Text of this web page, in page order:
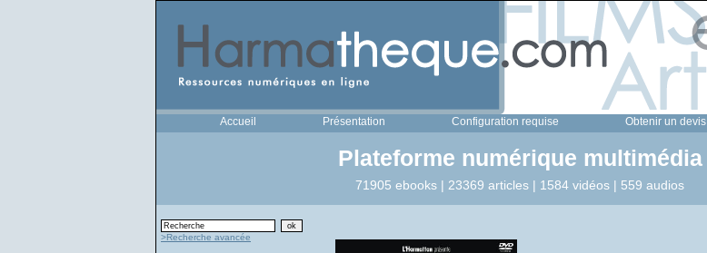
Accueil Présentation Configuration requise Obtenir un devis
Plateforme numérique multimédia
71905 ebooks | 23369 articles | 1584 vidéos | 559 audios
>Recherche avancée